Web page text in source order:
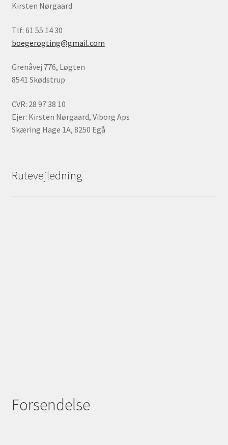
Kirsten Nørgaard
Tlf: 61 55 14 30
boegerogting@gmail.com
Grenåvej 776, Løgten
8541 Skødstrup
CVR: 28 97 38 10
Ejer: Kirsten Nørgaard, Viborg Aps
Skæring Hage 1A, 8250 Egå
Rutevejledning
Forsendelse